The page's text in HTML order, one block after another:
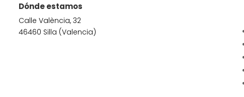
Dónde estamos
Calle València, 32
46460 Silla (Valencia)